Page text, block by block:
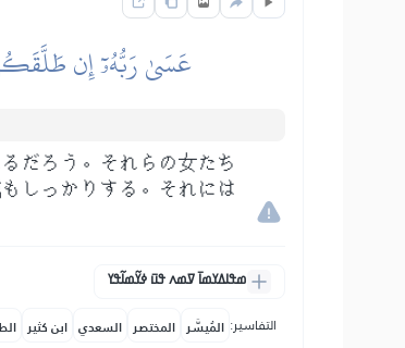
عَسَىٰ رَبُّهُۥٓ إِن
だろう。それらの女たち
しっかりする。それには
ߘߟߊߡߌߘߊ߫ ߜߘߍ ߟߎ߫ ߦߌ߬ߘߊ߬ߟߌ
التفاسير: المُيسَّر المختصر السعدي ابن كثير